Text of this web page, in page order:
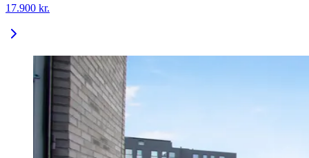
17.900 kr.